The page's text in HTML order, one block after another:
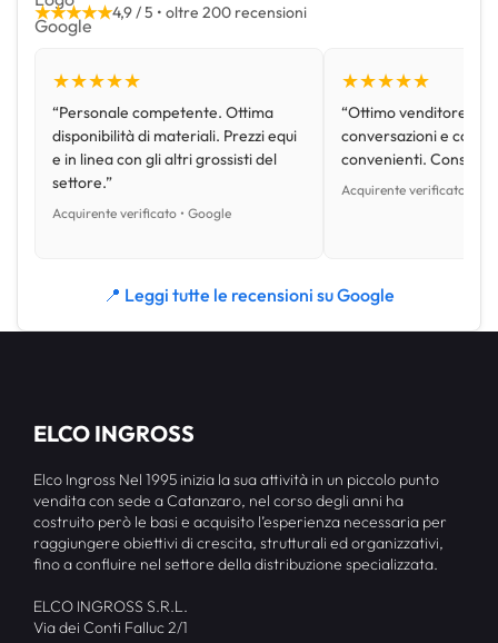
★★★★★4,9 / 5 • oltre 200 recensioni
★★★★★
“Personale competente. Ottima
disponibilità di materiali. Prezzi equi
e in linea con gli altri grossisti del
settore.”
Acquirente verificato • Google
★★★★★
“Ottimo venditore,
conversazioni e con
convenienti.
Acquirente verificato •
📍 Leggi tutte le recensioni su Google
ELCO INGROSS
Elco Ingross Nel 1995 inizia la sua attività in un piccolo punto
vendita con sede a Catanzaro, nel corso degli anni ha
costruito però le basi e acquisito l’esperienza necessaria per
raggiungere obiettivi di crescita, strutturali ed organizzativi,
fino a confluire nel settore della distribuzione specializzata.
ELCO INGROSS S.R.L.
Via dei Conti Falluc 2/1